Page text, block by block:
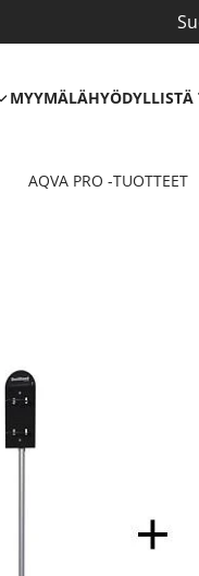
MYYMÄLÄHYÖDYLLISTÄ
AQVA PRO -TUOTTEET